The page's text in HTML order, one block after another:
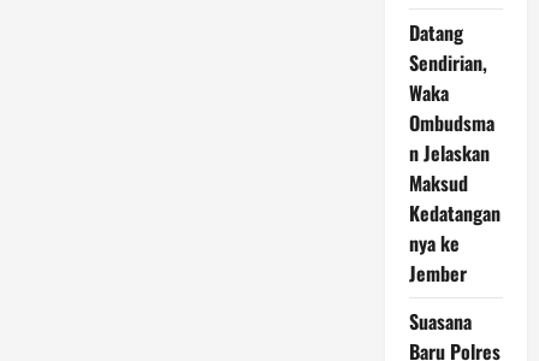
Datang
Sendirian,
Waka
Ombudsma
n Jelaskan
Maksud
Kedatangan
nya ke
Jember
Suasana
Baru Polres